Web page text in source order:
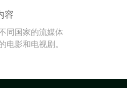
容
同国家的流媒体
电影和电视剧。